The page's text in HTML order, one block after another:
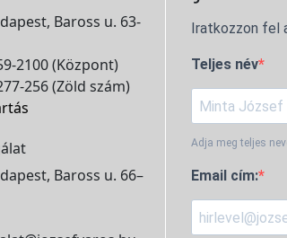
Baross u. 63-
2100 (Központ)
256 (Zöld szám)
Baross u. 66–
Iratkozzon fel
Teljes név
Adja meg teljes
Email cím: